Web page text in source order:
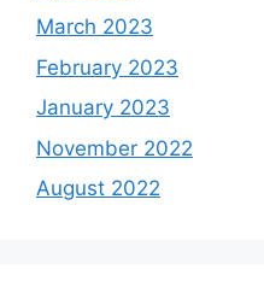
March 2023
February 2023
January 2023
November 2022
August 2022